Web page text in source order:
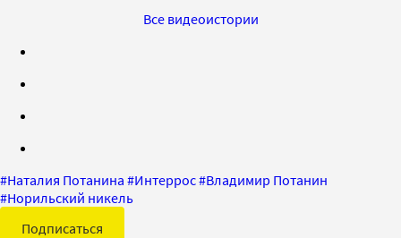
Все видеоистории
#Наталия Потанина #Интеррос#Владимир Потанин
#Норильский никель
Подписаться